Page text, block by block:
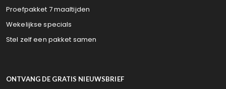
Proefpakket 7 maaltijden
Wekelijkse specials
Stel zelf een pakket samen
ONTVANG DE GRATIS NIEUWSBRIEF